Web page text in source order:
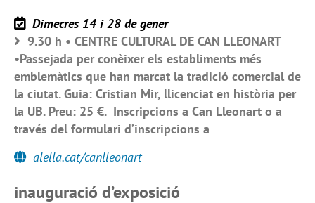
Dimecres 14 i 28 de gener
9.30 h • CENTRE CULTURAL DE CAN LLEONART
•Passejada per conèixer els establiments més
emblemàtics que han marcat la tradició comercial de
la ciutat. Guia: Cristian Mir, llicenciat en història per
la UB. Preu: 25 €. Inscripcions a Can Lleonart o a
través del formulari d’inscripcions a
alella.cat/canlleonart
inauguració d’exposició